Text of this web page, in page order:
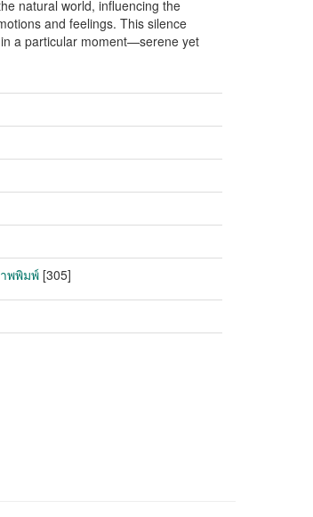
natural world, influencing the
and feelings. This silence
a particular moment—serene yet
พพิมพ์ [305]